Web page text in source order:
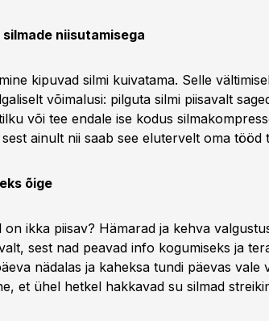
niisutamisega
kipuvad silmi kuivatama. Selle
võimalusi: pilguta silmi piisavalt
või tee endale ise kodus
ainult nii saab see elutervelt oma tööd
õige
ikka piisav? Hämarad ja kehva
sest nad peavad info kogumiseks ja
nädalas ja kaheksa tundi päevas vale
et ühel hetkel hakkavad su silmad